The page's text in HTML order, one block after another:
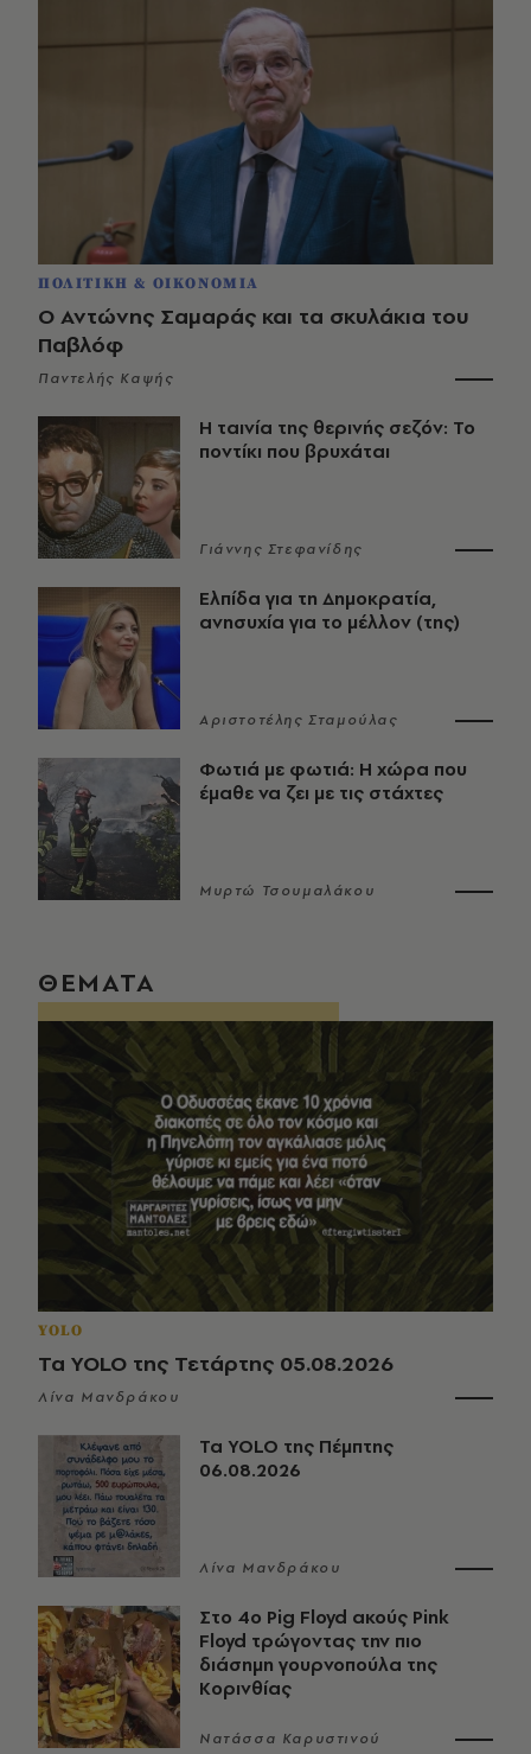
ΠΟΛΙΤΙΚΗ & ΟΙΚΟΝΟΜΙΑ
Ο Αντώνης Σαμαράς και τα σκυλάκια του
Παβλόφ
Παντελής Καψής
Η ταινία της θερινής σεζόν: Το
ποντίκι που βρυχάται
Γιάννης Στεφανίδης
Ελπίδα για τη Δημοκρατία,
ανησυχία για το μέλλον (της)
Αριστοτέλης Σταμούλας
Φωτιά με φωτιά: Η χώρα που
έμαθε να ζει με τις στάχτες
Μυρτώ Τσουμαλάκου
ΘΕΜΑΤΑ
YOLO
Τα YOLO της Τετάρτης 05.08.2026
Λίνα Μανδράκου
Τα YOLO της Πέμπτης
06.08.2026
Λίνα Μανδράκου
Στο 4ο Pig Floyd ακούς Pink
Floyd τρώγοντας την πιο
διάσημη γουρνοπούλα της
Κορινθίας
Νατάσσα Καρυστινού